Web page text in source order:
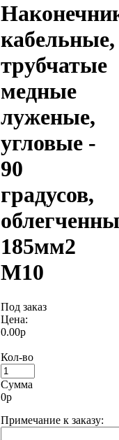
кабельные,
трубчатые
медные
луженые,
угловые -
90
градусов,
185мм2
М10
Под заказ
Цена:
0.00р
Кол-во
Сумма
0р
Примечание к заказу: